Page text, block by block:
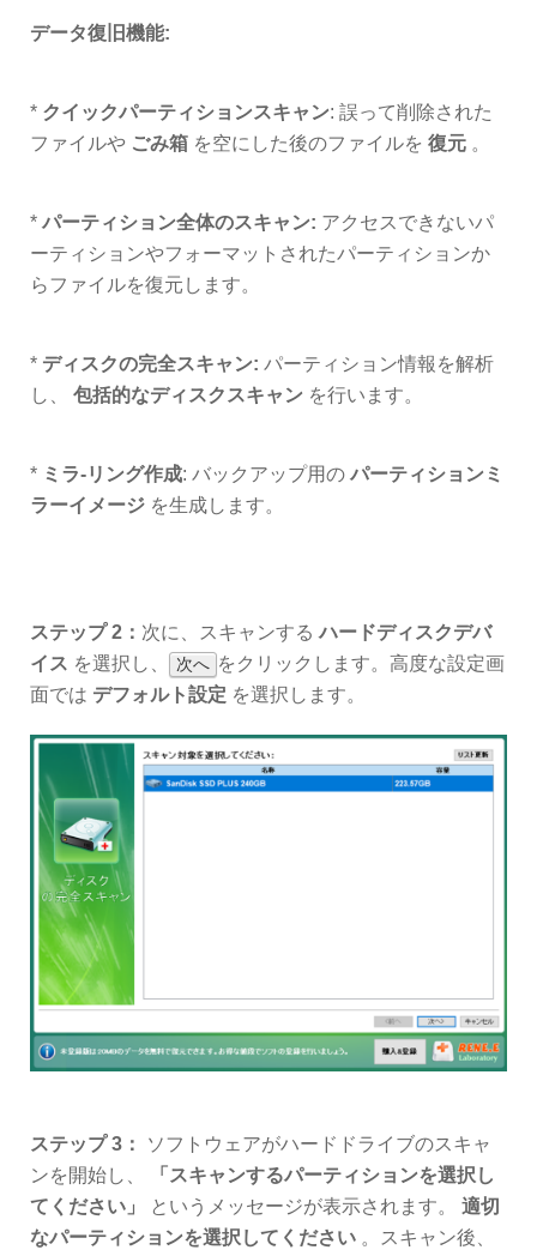
データ復旧機能:
* クイックパーティションスキャン: 誤って削除された
ファイルや ごみ箱 を空にした後のファイルを 復元 。
* パーティション全体のスキャン: アクセスできないパ
ーティションやフォーマットされたパーティションか
らファイルを復元します。
* ディスクの完全スキャン: パーティション情報を解析
し、 包括的なディスクスキャン を行います。
* ミラ-リング作成: バックアップ用の パーティションミ
ラーイメージ を生成します。
ステップ 2： 次に、スキャンするハードディスクデバ
イス を選択し、 次へ をクリックします。高度な設定画
面では デフォルト設定 を選択します。
ステップ 3：
ソフトウェアがハードドライブのスキャ
ンを開始し、
「スキャンするパーティションを選択し
てください」
というメッセージが表示されます。 適切
なパーティションを選択してください 。スキャン後、